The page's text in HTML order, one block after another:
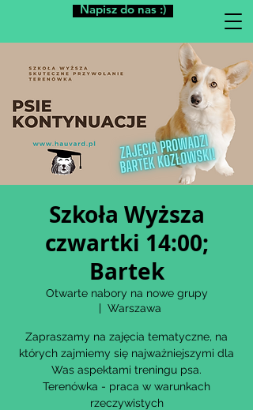
Napisz do nas :)
Szkoła Wyższa
czwartki 14:00;
Bartek
Otwarte nabory na nowe grupy
  |
Warszawa
Zapraszamy na zajęcia tematyczne, na
których zajmiemy się najważniejszymi dla
Was aspektami treningu psa.
Terenówka - praca w warunkach
rzeczywistych